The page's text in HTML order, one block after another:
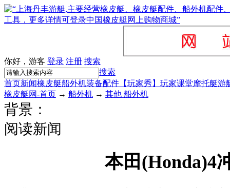
你好，游客 登录 注册 搜索
搜索
首页新闻橡皮艇船外机装备配件 【玩家秀】 玩家课堂摩托艇游
橡皮艇网-首页 → 船外机 → 其他 船外机
背景：
阅读新闻
本田(Honda)4